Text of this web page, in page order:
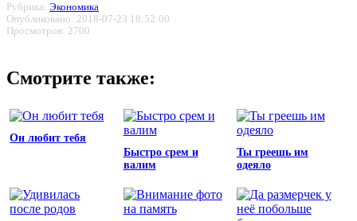
Рубрика: Экономика
Опубликовано: 2018-07-23 18:52:00
Просмотров: 2700
Смотрите также:
Он любит тебя
Быстро срем и
валим
Ты греешь им
одеяло